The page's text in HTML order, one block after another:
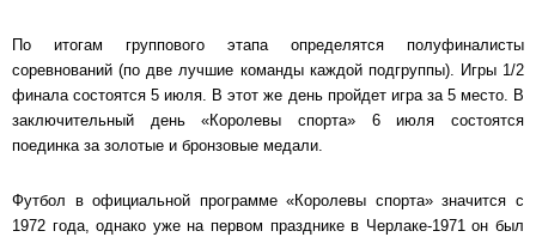
По итогам группового этапа определятся полуфиналисты
соревнований (по две лучшие команды каждой подгруппы). Игры 1/2
финала состоятся 5 июля. В этот же день пройдет игра за 5 место. В
заключительный день «Королевы спорта» 6 июля состоятся
поединка за золотые и бронзовые медали.
Футбол в официальной программе «Королевы спорта» значится с
1972 года, однако уже на первом празднике в Черлаке-1971 он был